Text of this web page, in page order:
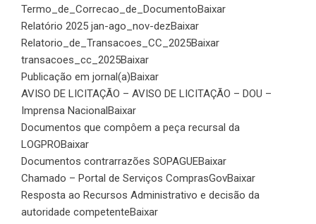
Termo_de_Correcao_de_DocumentoBaixar
Relatório 2025 jan-ago_nov-dezBaixar
Relatorio_de_Transacoes_CC_2025Baixar
transacoes_cc_2025Baixar
Publicação em jornal(a)Baixar
AVISO DE LICITAÇÃO – AVISO DE LICITAÇÃO – DOU –
Imprensa NacionalBaixar
Documentos que compôem a peça recursal da
LOGPROBaixar
Documentos contrarrazões SOPAGUEBaixar
Chamado – Portal de Serviços ComprasGovBaixar
Resposta ao Recursos Administrativo e decisão da
autoridade competenteBaixar